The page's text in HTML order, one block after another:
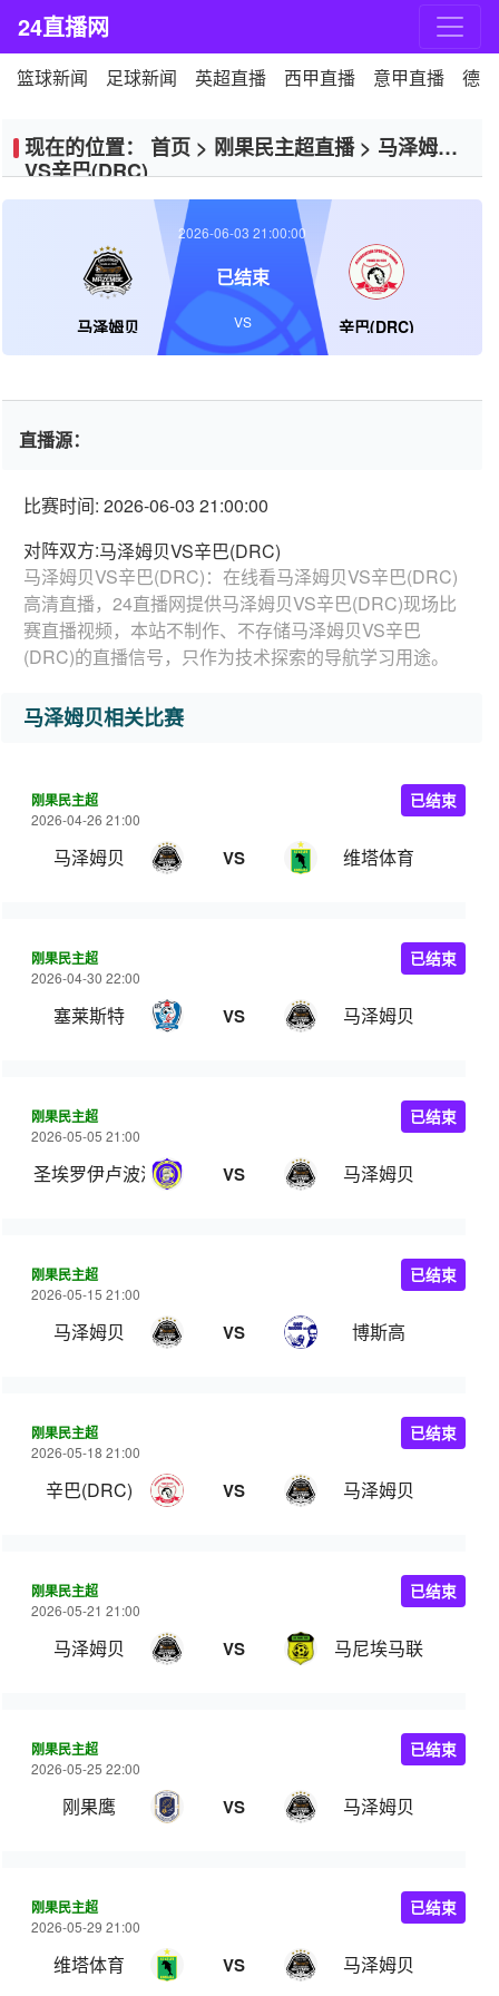
24直播网
篮球新闻 足球新闻 英超直播 西甲直播 意甲直播 德
现在的位置： 首页 > 刚果民主超直播> 马泽姆贝
VS辛巴(DRC)
马泽姆贝 辛巴(DRC)
2026-06-03 21:00:00
已结束
VS
直播源：
比赛时间: 2026-06-03 21:00:00
对阵双方:马泽姆贝VS辛巴(DRC)
马泽姆贝VS辛巴(DRC)：在线看马泽姆贝VS辛巴(DRC)
高清直播，24直播网提供马泽姆贝VS辛巴(DRC)现场比
赛直播视频，本站不制作、不存储马泽姆贝VS辛巴
(DRC)的直播信号，只作为技术探索的导航学习用途。
马泽姆贝相关比赛
刚果民主超
2026-04-26 21:00
马泽姆贝 VS 维塔体育
已结束
刚果民主超
2026-04-30 22:00
塞莱斯特 VS 马泽姆贝
已结束
刚果民主超
2026-05-05 21:00
圣埃罗伊卢波波 VS 马泽姆贝
已结束
刚果民主超
2026-05-15 21:00
马泽姆贝 VS 博斯高
已结束
刚果民主超
2026-05-18 21:00
辛巴(DRC) VS 马泽姆贝
已结束
刚果民主超
2026-05-21 21:00
马泽姆贝 VS 马尼埃马联
已结束
刚果民主超
2026-05-25 22:00
刚果鹰 VS 马泽姆贝
已结束
刚果民主超
2026-05-29 21:00
维塔体育 VS 马泽姆贝
已结束